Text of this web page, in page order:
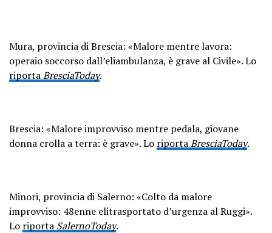
Mura, provincia di Brescia: «Malore mentre lavora:
operaio soccorso dall’eliambulanza, è grave al Civile». Lo
riportaBresciaToday.
Brescia: «Malore improvviso mentre pedala, giovane
donna crolla a terra: è grave». Lo riportaBresciaToday.
Minori, provincia di Salerno: «Colto da malore
improvviso: 48enne elitrasportato d’urgenza al Ruggi».
Lo riporta SalernoToday.